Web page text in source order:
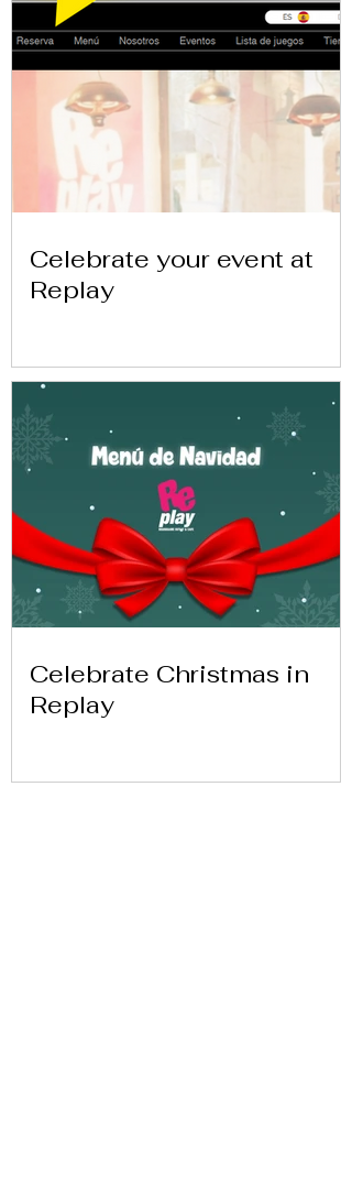
Celebrate your event at
Replay
Celebrate Christmas in
Replay